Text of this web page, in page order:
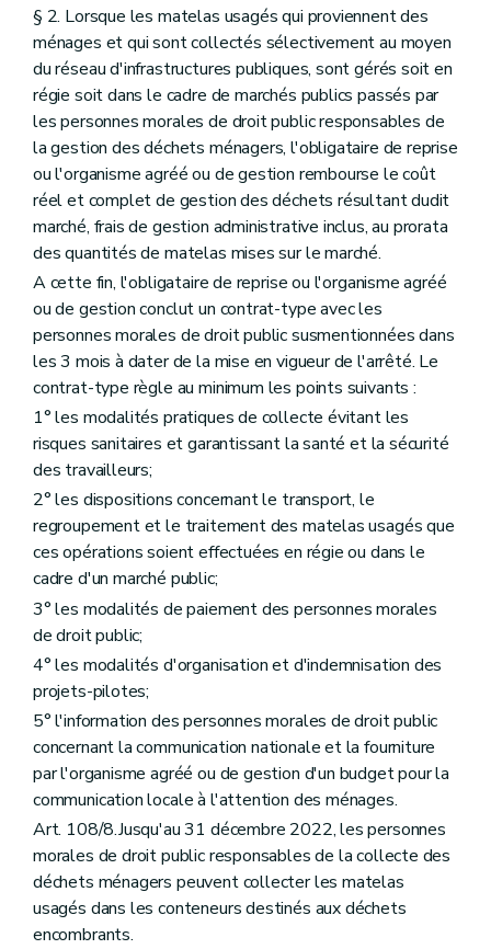
§ 2. Lorsque les matelas usagés qui proviennent des
ménages et qui sont collectés sélectivement au moyen
du réseau d'infrastructures publiques, sont gérés soit en
régie soit dans le cadre de marchés publics passés par
les personnes morales de droit public responsables de
la gestion des déchets ménagers, l'obligataire de reprise
ou l'organisme agréé ou de gestion rembourse le coût
réel et complet de gestion des déchets résultant dudit
marché, frais de gestion administrative inclus, au prorata
des quantités de matelas mises sur le marché.
A cette fin, l'obligataire de reprise ou l'organisme agréé
ou de gestion conclut un contrat-type avec les
personnes morales de droit public susmentionnées dans
les 3 mois à dater de la mise en vigueur de l'arrêté. Le
contrat-type règle au minimum les points suivants :
1° les modalités pratiques de collecte évitant les
risques sanitaires et garantissant la santé et la sécurité
des travailleurs;
2° les dispositions concernant le transport, le
regroupement et le traitement des matelas usagés que
ces opérations soient effectuées en régie ou dans le
cadre d'un marché public;
3° les modalités de paiement des personnes morales
de droit public;
4° les modalités d'organisation et d'indemnisation des
projets-pilotes;
5° l'information des personnes morales de droit public
concernant la communication nationale et la fourniture
par l'organisme agréé ou de gestion d'un budget pour la
communication locale à l'attention des ménages.
Art. 108/8.Jusqu'au 31 décembre 2022, les personnes
morales de droit public responsables de la collecte des
déchets ménagers peuvent collecter les matelas
usagés dans les conteneurs destinés aux déchets
encombrants.